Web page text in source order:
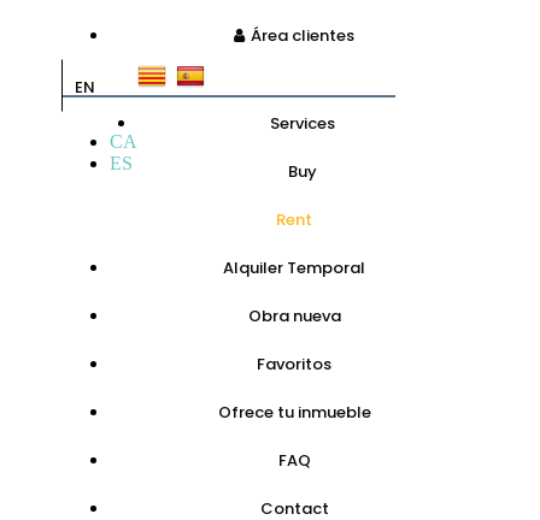
Área clientes
EN
CA
ES
Services
Buy
Rent
Alquiler Temporal
Obra nueva
Favoritos
Ofrece tu inmueble
FAQ
Contact